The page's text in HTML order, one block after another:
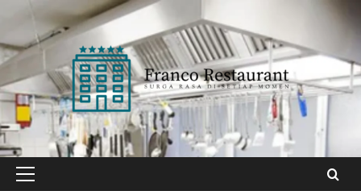
content
Primary